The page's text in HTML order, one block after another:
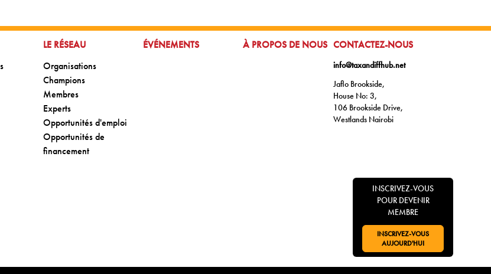
ALLER À:
LE RÉSEAU
Aller à:
Organisations
Aller à:
Champions
Aller à:
Membres
Aller à:
Experts
Aller à:
Opportunités d'emploi
Aller à:
Opportunités de
financement
ALLER À:
ÉVÉNEMENTS ALLER À:
À PROPOS DE NOUS ALLER À:
CONTACTEZ-NOUS
info@taxandiffhub.net
Jaflo Brookside,
House No: 3,
106 Brookside Drive,
Westlands Nairobi
INSCRIVEZ-VOUS
POUR DEVENIR
MEMBRE
ALLER À:
INSCRIVEZ-VOUS
AUJOURD'HUI